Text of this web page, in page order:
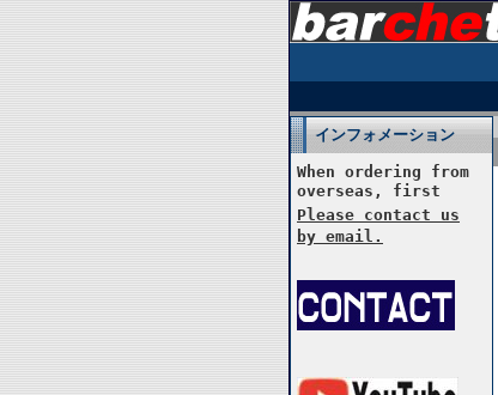
インフォメーション
When ordering from
overseas, first
Please contact us
by email.